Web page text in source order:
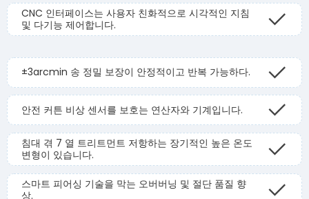
CNC 인터페이스는 사용자 친화적으로 시각적인 지침
및 다기능 제어합니다.
±3arcmin 송 정밀 보장이 안정적이고 반복 가능하다.
안전 커튼 비상 센서를 보호는 연산자와 기계입니다.
침대 겪 7 열 트리트먼트 저항하는 장기적인 높은 온도
변형이 있습니다.
스마트 피어싱 기술을 막는 오버버닝 및 절단 품질 향
상.